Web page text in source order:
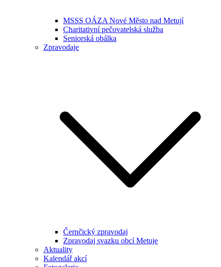
MSSS OÁZA Nové Město nad Metují
Charitativní pečovatelská služba
Seniorská obálka
Zpravodaje
Černčický zpravodaj
Zpravodaj svazku obcí Metuje
Aktuality
Kalendář akcí